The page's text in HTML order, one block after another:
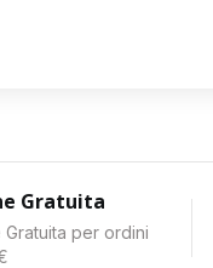
Gratuita
per ordini